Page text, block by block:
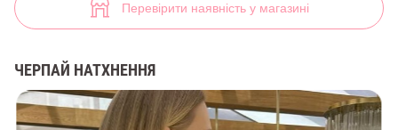
Перевірити наявність у магазині
ЧЕРПАЙ НАТХНЕННЯ